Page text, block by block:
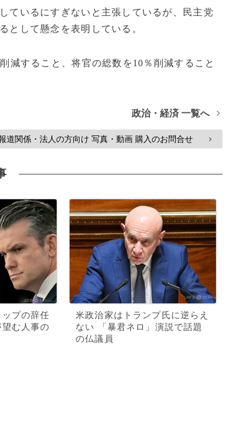
ているにすぎないと主張しているが、民主党
として懸念を表明している。
減すること、将官の総数を10％削減すること
政治・経済 一覧へ >
道関係・法人の方向け 写真・動画 購入のお問合せ >
プの辞任
む人事の
米政治家はトランプ氏に逆らえ
ない 「暴君ネロ」演説で話題
の仏議員